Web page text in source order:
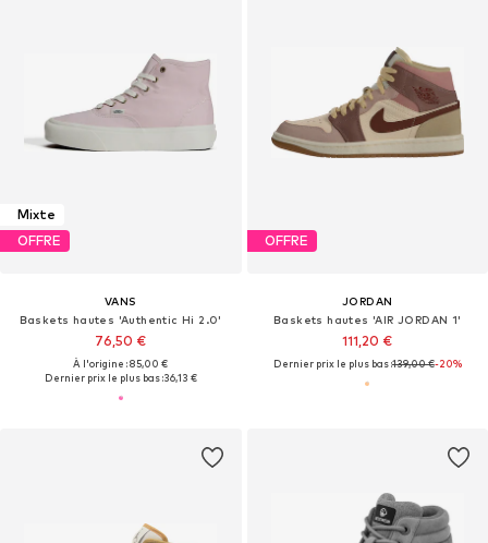
Mixte
OFFRE
VANS
Baskets hautes 'Authentic Hi 2.0'
76,50 €
À l'origine : 85,00 €
Dernier prix le plus bas :36,13 €
OFFRE
JORDAN
Baskets hautes 'AIR JORDAN 1'
111,20 €
Dernier prix le plus bas :139,00 €-20%